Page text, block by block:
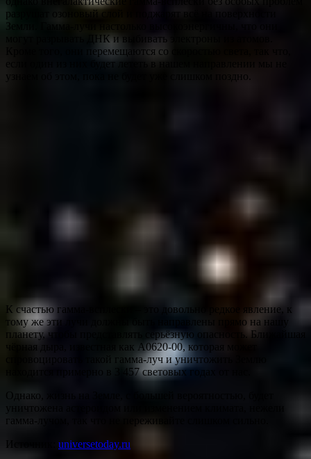
разрушат озоновый слой и поджарят всё на поверхности
Земли. Гамма-лучи настолько высокоэнергичны, что они
могут разрывать ДНК и выбивать электроны из атомов.
Кроме того, они перемещаются со скоростью света, так что,
если один из них будет лететь в нашем направлении мы не
узнаем об этом, пока не будет уже слишком поздно.
К счастью гамма-всплески – это довольно редкое явление, к
тому же эти лучи должны быть направлены прямо на нашу
планету, чтобы представлять серьёзную опасность. Ближайшая
чёрная дыра, известная как A0620-00, которая может
спровоцировать такой гамма-луч и уничтожить Землю
находится примерно в 3 457 световых годах от нас.
Однако, жизнь на Земле, с большей вероятностью, будет
уничтожена астероидом или изменением климата, нежели
гамма-лучом, так что не переживайте слишком сильно.
universetoday.ru